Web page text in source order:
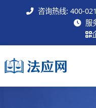
咨询热线: 400-
服